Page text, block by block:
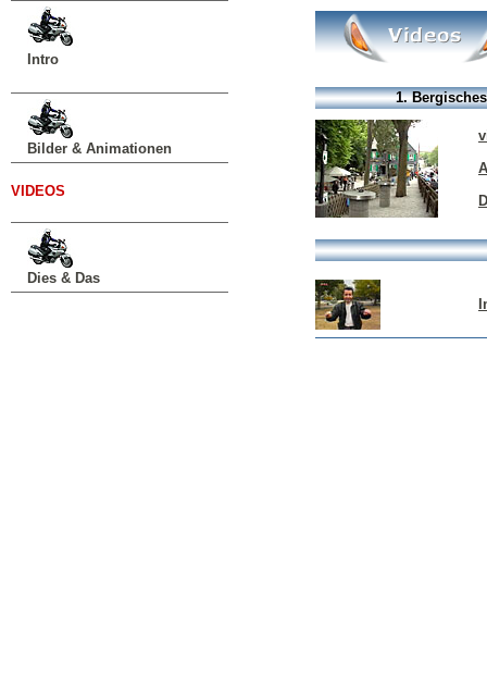
Intro
Bilder & Animationen
VIDEOS
Dies & Das
1.